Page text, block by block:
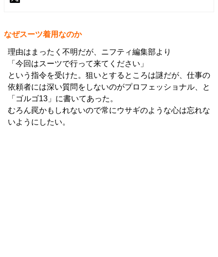
なぜスーツ着用なのか
理由はまったく不明だが、ニフティ編集部より
「今回はスーツで行って来てください」
という指令を受けた。狙いとするところは謎だが、仕事の
依頼者には深い質問をしないのがプロフェッショナル、と
「ゴルゴ13」に書いてあった。
むろん罠かもしれないので常にウサギのような心は忘れな
いようにしたい。